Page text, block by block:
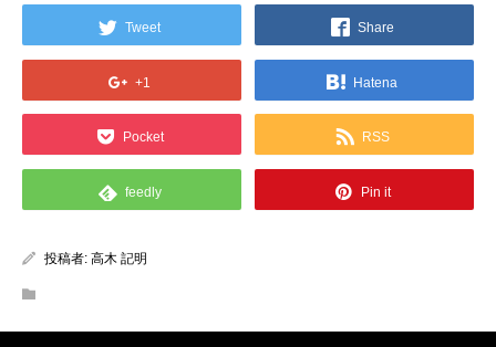
Tweet Share
+1 Hatena
Pocket RSS
feedly Pin it
投稿者: 高木 記明